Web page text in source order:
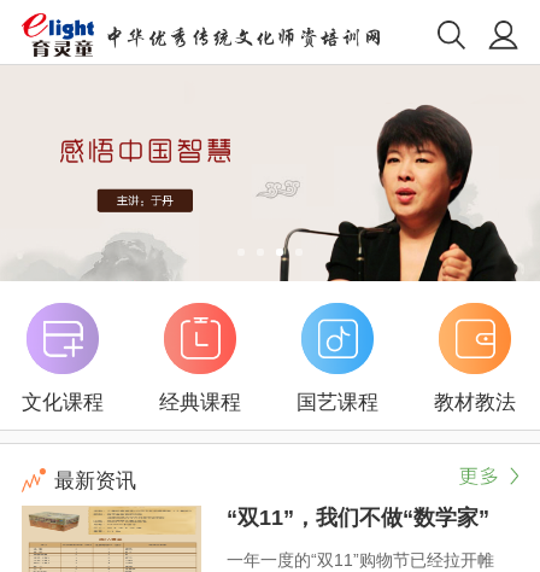
文化课程 经典课程 国艺课程 教材教法
最新资讯
“双11”，我们不做“数学家”
一年一度的“双11”购物节已经拉开帷